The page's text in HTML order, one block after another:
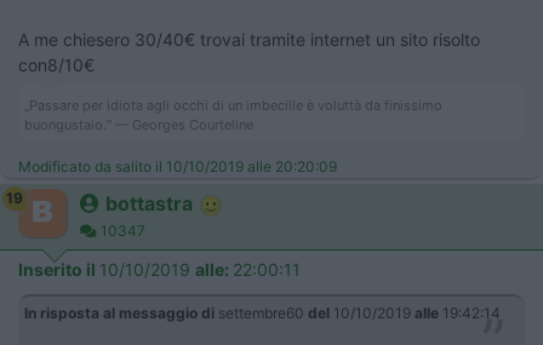
A me chiesero 30/40€ trovai tramite internet un sito risolto
con8/10€
„Passare per idiota agli occhi di un imbecille è voluttà da finissimo
buongustaio.“ — Georges Courteline
Modificato da salito il 10/10/2019 alle 20:20:09
19
bottastra
10347
Inserito il 10/10/2019 alle: 22:00:11
In risposta al messaggio di settembre60 del 10/10/2019 alle 19:42:14